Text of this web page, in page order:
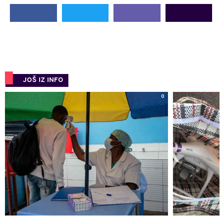
JOŠ IZ INFO
0